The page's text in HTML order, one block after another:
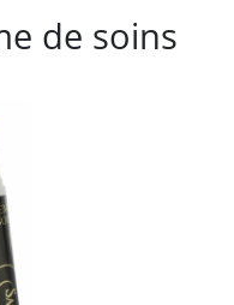
de soins